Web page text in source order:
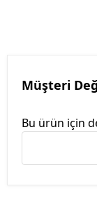
Müşteri
Bu ürün için